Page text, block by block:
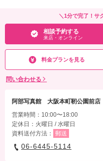
＼1分で完了！サ
相談予約する
来店・オンライン
料金プランを見る
問い合わせる
阿部写真館 大阪本町靭公園前店
営業時間：10:00〜18:00
定休日：火曜日 / 水曜日
資料送付方法：
郵送
06-6445-5114